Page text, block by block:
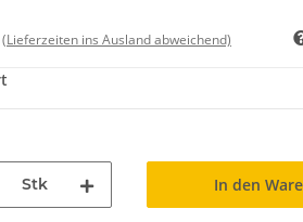
(Lieferzeiten ins Ausland abweichend)
Stk In den